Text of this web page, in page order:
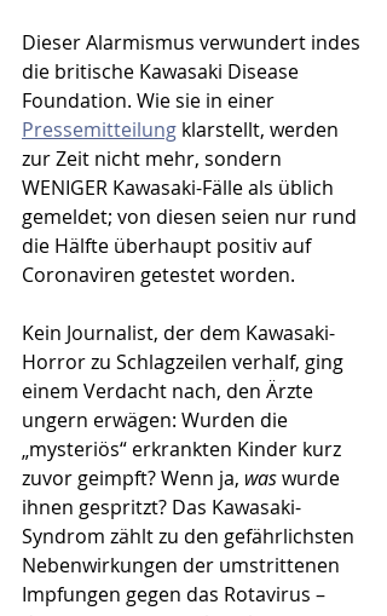
Dieser Alarmismus verwundert indes
die britische Kawasaki Disease
Foundation. Wie sie in einer
Pressemitteilung klarstellt, werden
zur Zeit nicht mehr, sondern
WENIGER Kawasaki-Fälle als üblich
gemeldet; von diesen seien nur rund
die Hälfte überhaupt positiv auf
Coronaviren getestet worden.
Kein Journalist, der dem Kawasaki-
Horror zu Schlagzeilen verhalf, ging
einem Verdacht nach, den Ärzte
ungern erwägen: Wurden die
„mysteriös“ erkrankten Kinder kurz
zuvor geimpft? Wenn ja, was wurde
ihnen gespritzt? Das Kawasaki-
Syndrom zählt zu den gefährlichsten
Nebenwirkungen der umstrittenen
Impfungen gegen das Rotavirus –